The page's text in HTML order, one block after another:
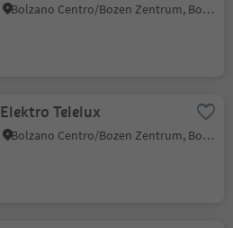
Bolzano Centro/Bozen Zentrum, Bolzano/Bozen, Bolzano/Bozen and environs
Elektro Telelux
Bolzano Centro/Bozen Zentrum, Bolzano/Bozen, Bolzano/Bozen and environs